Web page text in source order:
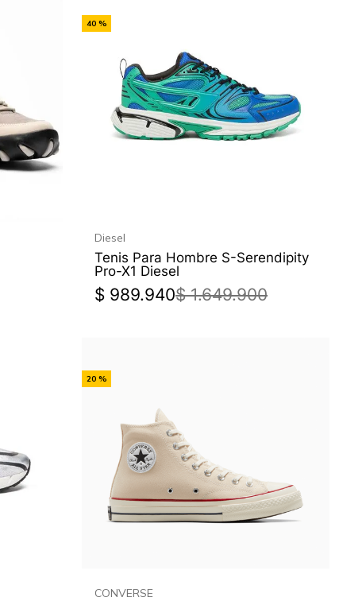
40 %
Diesel
Tenis Para Hombre S-Serendipity
Pro-X1 Diesel
$ 989.940$ 1.649.900
20 %
CONVERSE